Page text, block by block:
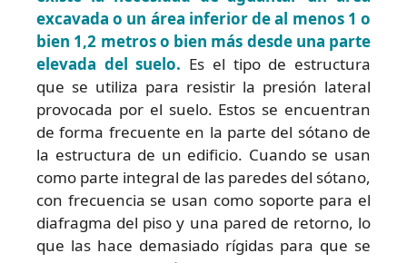
excavada o un área inferior de al menos 1 o
bien 1,2 metros o bien más desde una parte
elevada del suelo. Es el tipo de estructura
que se utiliza para resistir la presión lateral
provocada por el suelo. Estos se encuentran
de forma frecuente en la parte del sótano de
la estructura de un edificio. Cuando se usan
como parte integral de las paredes del sótano,
con frecuencia se usan como soporte para el
diafragma del piso y una pared de retorno, lo
que las hace demasiado rígidas para que se